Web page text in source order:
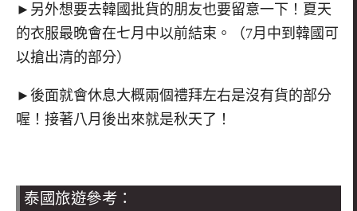
►另外想要去韓國批貨的朋友也要留意一下！夏天
的衣服最晚會在七月中以前結束。（7月中到韓國可
以搶出清的部分）
►後面就會休息大概兩個禮拜左右是沒有貨的部分
喔！接著八月後出來就是秋天了！
泰國旅遊參考：